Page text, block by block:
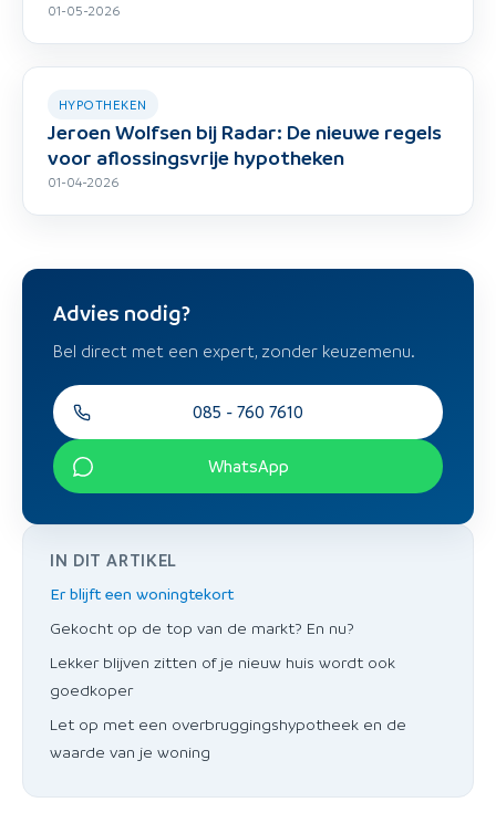
01-05-2026
HYPOTHEKEN
Jeroen Wolfsen bij Radar: De nieuwe regels
voor aflossingsvrije hypotheken
01-04-2026
IN DIT ARTIKEL
Er blijft een woningtekort
Gekocht op de top van de markt? En nu?
Lekker blijven zitten of je nieuw huis wordt ook
goedkoper
Let op met een overbruggingshypotheek en de
waarde van je woning
Advies nodig?
Bel direct met een expert, zonder keuzemenu.
085 - 760 7610
WhatsApp